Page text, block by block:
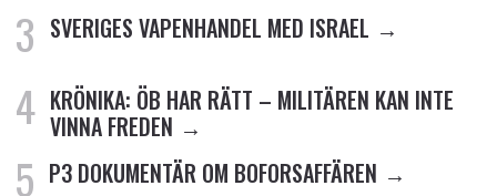
SVERIGES VAPENHANDEL MED ISRAEL
KRÖNIKA: ÖB HAR RÄTT – MILITÄREN KAN INTE
VINNA FREDEN
P3 DOKUMENTÄR OM BOFORSAFFÄREN